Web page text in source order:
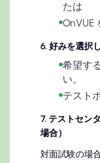
たは
OnVUE
6. 好みを選択
希望す
い。
テスト
7. テストセン
場合）
対面試験の場